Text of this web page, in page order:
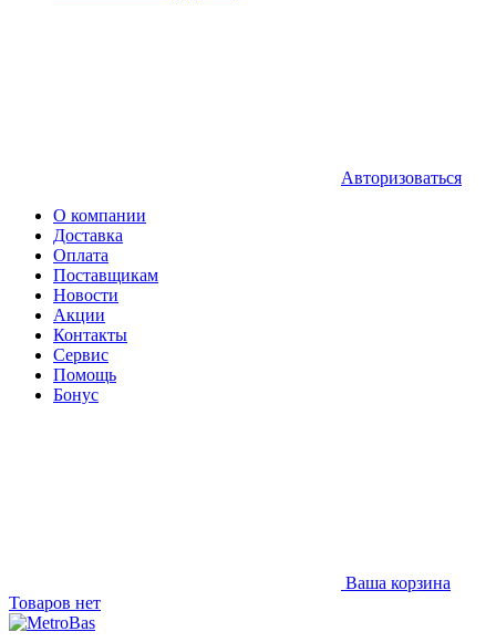
Авторизоваться
О компании
Доставка
Оплата
Поставщикам
Новости
Акции
Контакты
Сервис
Помощь
Бонус
Ваша корзина
Товаров нет